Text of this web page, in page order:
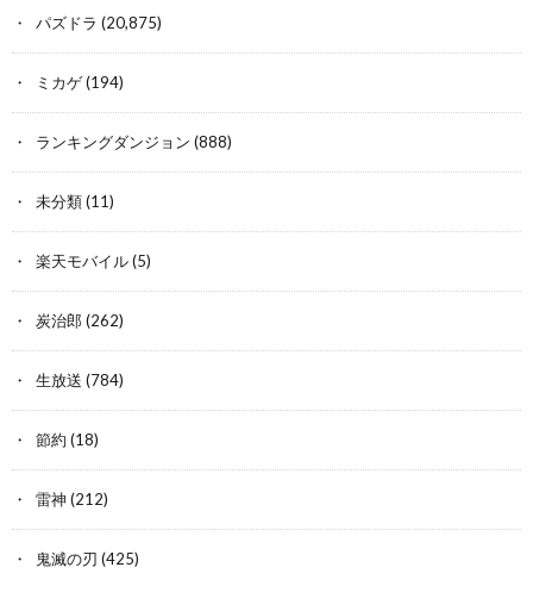
パズドラ (20,875)
ミカゲ(194)
ランキングダンジョン (888)
未分類(11)
楽天モバイル(5)
炭治郎 (262)
生放送 (784)
節約 (18)
雷神 (212)
鬼滅の刃 (425)